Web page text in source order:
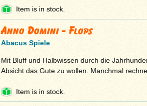
Item is in stock.
Anno Domini - Flops
Abacus Spiele
Mit Bluff und Halbwissen durch die
Absicht das Gute zu wollen. Manchmal
Item is in stock.